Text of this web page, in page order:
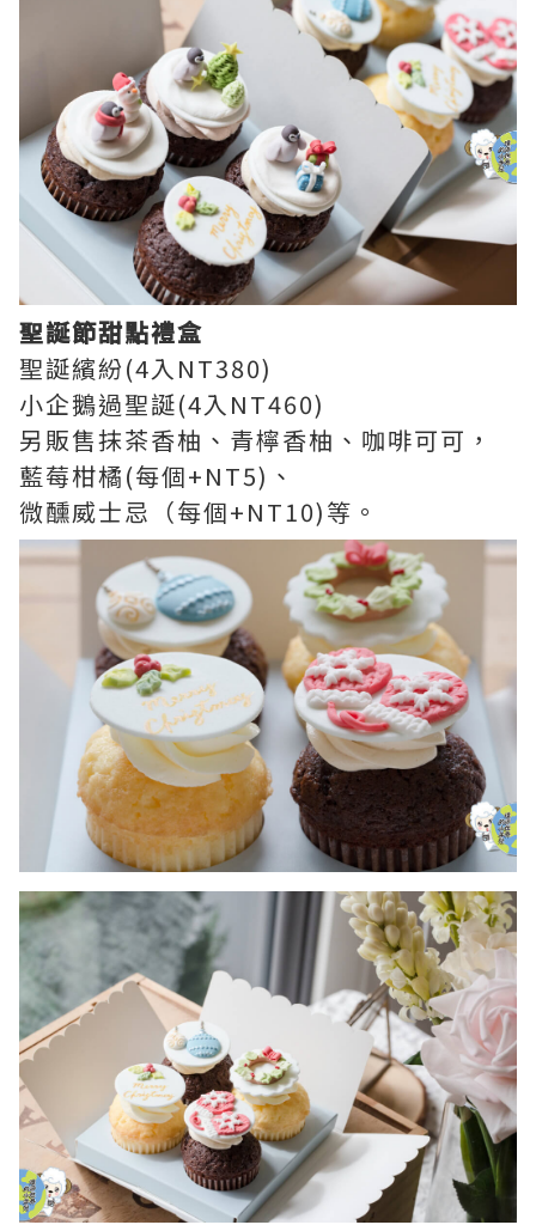
聖誕節甜點禮盒
聖誕繽紛(4入NT380)
小企鵝過聖誕(4入NT460)
另販售抹茶香柚、青檸香柚、咖啡可可，
藍莓柑橘(每個+NT5)、
微醺威士忌（每個+NT10)等。